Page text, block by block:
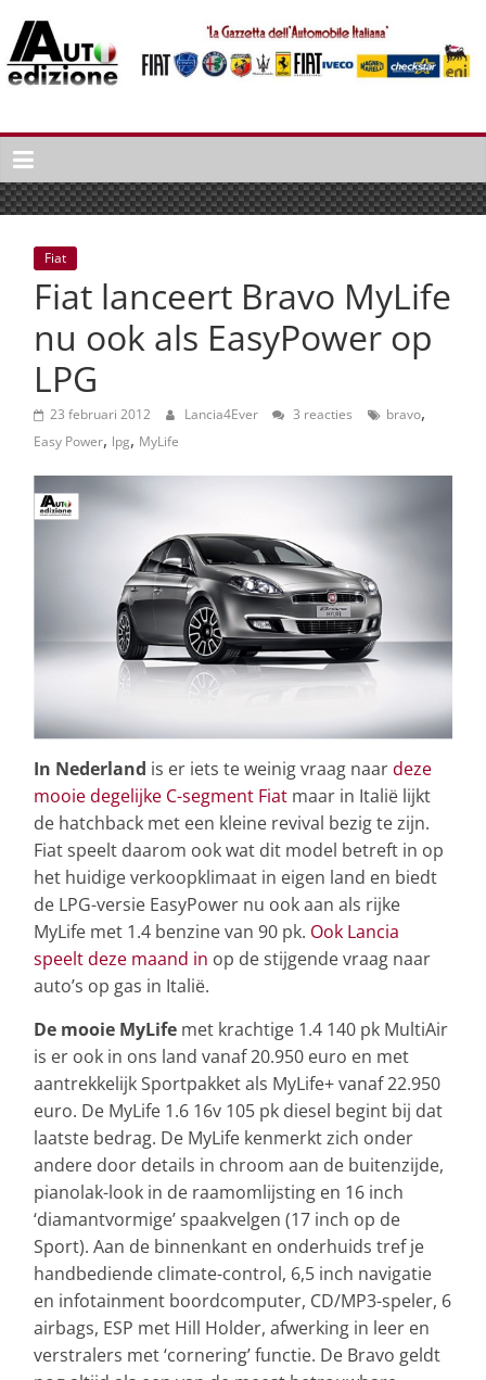
naar
inhoud
Auto
Edizione
La
Gazetta
dell'Automobile
Italiana
autonieuws
lifestyle
Fiat
Fiat lanceert Bravo MyLife
nu ook als EasyPower op
LPG
23 februari 2012 Lancia4Ever 3 reacties bravo,
Easy Power, lpg, MyLife
In Nederland is er iets te weinig vraag naardeze
mooie degelijke C-segment Fiat maar in Italië lijkt
de hatchback met een kleine revival bezig te zijn.
Fiat speelt daarom ook wat dit model betreft in op
het huidige verkoopklimaat in eigen land en biedt
de LPG-versie EasyPower nu ook aan als rijke
MyLife met 1.4 benzine van 90 pk. Ook Lancia
speelt deze maand in op de stijgende vraag naar
auto’s op gas in Italië.
De mooie MyLife met krachtige 1.4 140 pk MultiAir
is er ook in ons land vanaf 20.950 euro en met
aantrekkelijk Sportpakket als MyLife+ vanaf 22.950
euro. De MyLife 1.6 16v 105 pk diesel begint bij dat
laatste bedrag. De MyLife kenmerkt zich onder
andere door details in chroom aan de buitenzijde,
pianolak-look in de raamomlijsting en 16 inch
‘diamantvormige’ spaakvelgen (17 inch op de
Sport). Aan de binnenkant en onderhuids tref je
handbediende climate-control, 6,5 inch navigatie
en infotainment boordcomputer, CD/MP3-speler, 6
airbags, ESP met Hill Holder, afwerking in leer en
verstralers met ‘cornering’ functie. De Bravo geldt